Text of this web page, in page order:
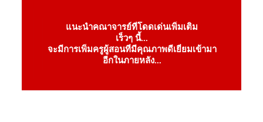
แนะนำคณาจารย์ที่โดดเด่นเพิ่มเติม
เร็วๆ นี้...
จะมีการเพิ่มครูผู้สอนที่มีคุณภาพดีเยี่ยมเข้ามา
อีกในภายหลัง...